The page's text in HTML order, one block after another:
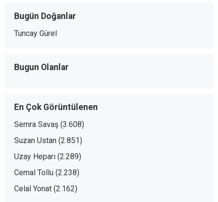
Bugün Doğanlar
Tuncay Gürel
Bugun Olanlar
En Çok Görüntülenen
Semra Savaş (3.608)
Suzan Ustan (2.851)
Uzay Heparı (2.289)
Cemal Tollu (2.238)
Celal Yonat (2.162)